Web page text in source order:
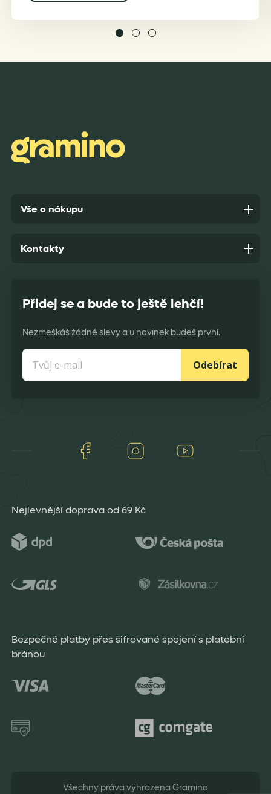
Vše o nákupu
Přidej se a bude to ještě lehčí!
Nezmeškáš žádné slevy a u novinek budeš první.
Odebírat
Facebook Instagram
Kontakty
Nejlevnější doprava od 69 Kč
Bezpečné platby přes šifrované spojení s platební
bránou
Všechny práva vyhrazena Gramino